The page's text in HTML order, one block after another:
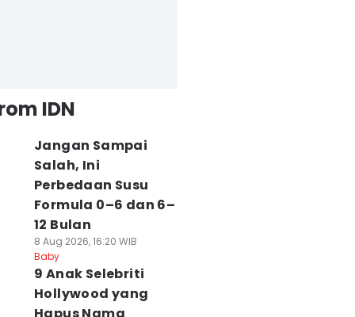
IDN
Jangan Sampai
Salah, Ini
Perbedaan Susu
Formula 0–6 dan 6–
12 Bulan
8 Aug 2026, 16:20 WIB
Baby
9 Anak Selebriti
Hollywood yang